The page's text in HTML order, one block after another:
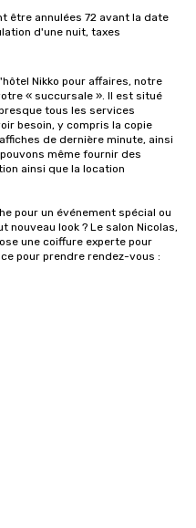
office, hotel or
être annulées 72 avant la date
d'une nuit, taxes
Nikko pour affaires, notre
« succursale ». Il est situé
tous les services
besoin, y compris la copie
de dernière minute, ainsi
même fournir des
ainsi que la location
pour un événement spécial ou
look ? Le salon Nicolas,
une coiffure experte pour
pour prendre rendez-vous :